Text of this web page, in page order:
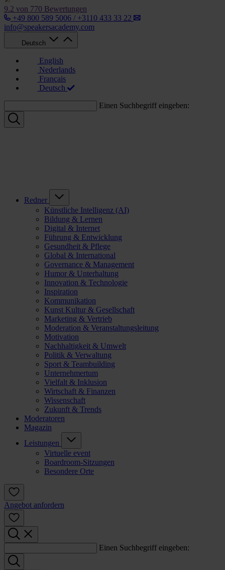
9.2 von 770 Bewertungen
+49 800 589 5006 / +3110 433 33 22
info@speakersacademy.com
Deutsch
English
Nederlands
Français
Deutsch
Einen Suchbegriff eingeben:
Redner
Künstliche Intelligenz (AI)
Bildung & Lernen
Digital & Internet
Führung & Entwicklung
Gesundheit & Pflege
Global & International
Governance & Management
Humor & Unterhaltung
Innovation & Technologie
Inspiration
Kommunikation
Kunst Kultur & Gesellschaft
Marketing & Vertrieb
Moderation & Veranstaltungsleitung
Motivation
Nachhaltigkeit & Umwelt
Politik & Verwaltung
Sport & Teambuilding
Unternehmertum
Vielfalt & Inklusion
Wirtschaft & Finanzen
Wissenschaft
Zukunft & Trends
Moderatoren
Magazin
Leistungen
Virtuelle event
Boardroom-Sitzungen
Besondere Orte
Angebot anfordern
Einen Suchbegriff eingeben: